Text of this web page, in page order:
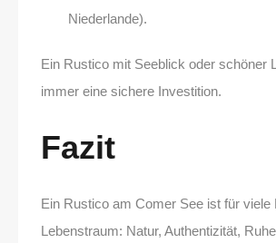
Niederlande).
Ein Rustico mit Seeblick oder schöner
immer eine sichere Investition.
Fazit
Ein Rustico am Comer See ist für viele
Lebenstraum: Natur, Authentizität,